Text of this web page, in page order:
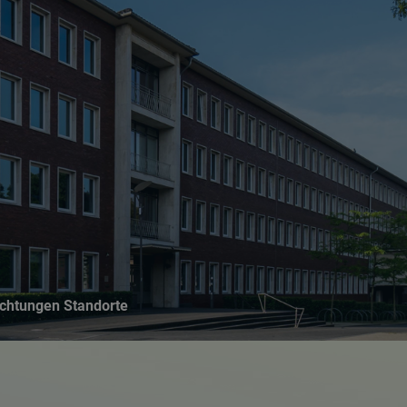
Standorte
Suchseite mit Schnellsuche